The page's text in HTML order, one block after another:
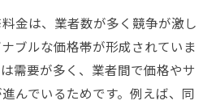
用を抑えるDIYの注意点
たDIY補修コストの違い
格を抑える自力作業の工夫
補修する場合の適正価格感覚
金は、業者数が多く競争が激し
ブルな価格帯が形成されていま
需要が多く、業者間で価格やサ
んでいるためです。例えば、同